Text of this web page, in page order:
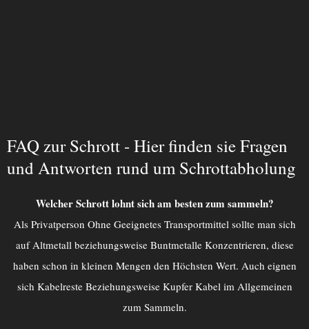
FAQ zur Schrott - Hier finden sie Fragen
und Antworten rund um Schrottabholung
Welcher Schrott lohnt sich am besten zum sammeln?
Als Privatperson Ohne Geeignetes Transportmittel sollte man sich
auf Altmetall beziehungsweise Buntmetalle Konzentrieren, diese
haben schon in kleinen Mengen den Höchsten Wert. Auch eignen
sich Kabelreste Beziehungsweise Kupfer Kabel im Allgemeinen
zum Sammeln.